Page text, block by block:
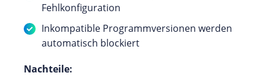
Fehlkonfiguration
Inkompatible Programmversionen werden
automatisch blockiert
Nachteile: